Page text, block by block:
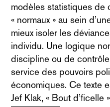
modèles statistiques de
« normaux » au sein
mieux isoler les
individu. Une logique
discipline ou de
service des pouvoirs
économiques. Ce texte
Jef Klak, « Bout d’ficelle